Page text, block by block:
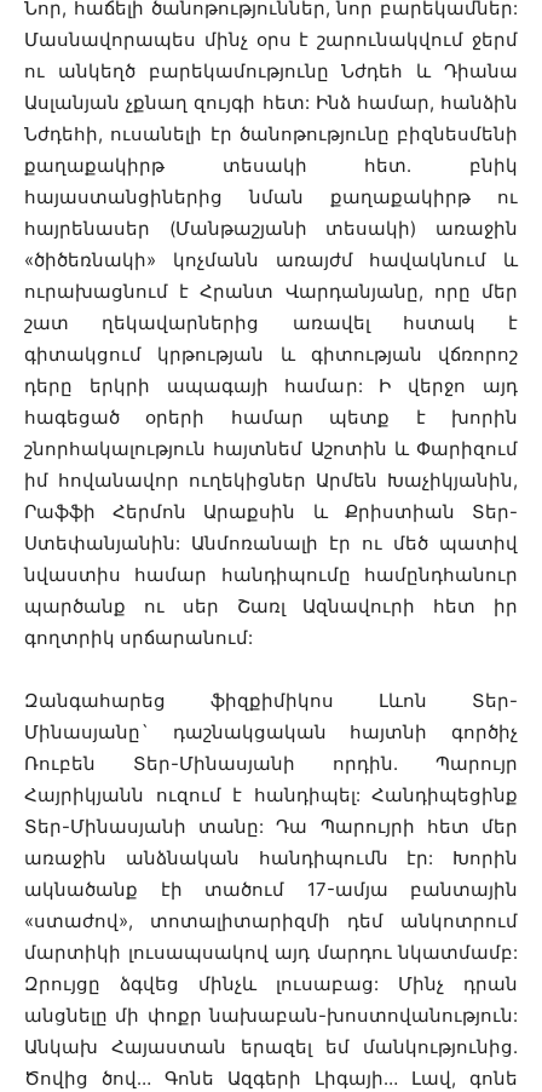
Նոր, հաճելի ծանոթություններ, նոր բարեկամներ:
Մասնավորապես մինչ օրս է շարունակվում ջերմ
ու անկեղծ բարեկամությունը Նժդեհ և Դիանա
Ասլանյան չքնաղ զույգի հետ: Ինձ համար, հանձին
Նժդեհի, ուսանելի էր ծանոթությունը բիզնեսմենի
քաղաքակիրթ տեսակի հետ. բնիկ
հայաստանցիներից նման քաղաքակիրթ ու
հայրենասեր (Մանթաշյանի տեսակի) առաջին
«ծիծեռնակի» կոչմանն առայժմ հավակնում և
ուրախացնում է Հրանտ Վարդանյանը, որը մեր
շատ ղեկավարներից առավել հստակ է
գիտակցում կրթության և գիտության վճռորոշ
դերը երկրի ապագայի համար: Ի վերջո այդ
հագեցած օրերի համար պետք է խորին
շնորհակալություն հայտնեմ Աշոտին և Փարիզում
իմ հովանավոր ուղեկիցներ Արմեն Խաչիկյանին,
Րաֆֆի Հերմոն Արաքսին և Քրիստիան Տեր-
Ստեփանյանին: Անմոռանալի էր ու մեծ պատիվ
նվաստիս համար հանդիպումը համընդհանուր
պարծանք ու սեր Շառլ Ազնավուրի հետ իր
գողտրիկ սրճարանում:
Զանգահարեց ֆիզքիմիկոս Լևոն Տեր-
Մինասյանը` դաշնակցական հայտնի գործիչ
Ռուբեն Տեր-Մինասյանի որդին. Պարույր
Հայրիկյանն ուզում է հանդիպել: Հանդիպեցինք
Տեր-Մինասյանի տանը: Դա Պարույրի հետ մեր
առաջին անձնական հանդիպումն էր: Խորին
ակնածանք էի տածում 17-ամյա բանտային
«ստաժով», տոտալիտարիզմի դեմ անկոտրում
մարտիկի լուսապսակով այդ մարդու նկատմամբ:
Զրույցը ձգվեց մինչև լուսաբաց: Մինչ դրան
անցնելը մի փոքր նախաբան-խոստովանություն:
Անկախ Հայաստան երազել եմ մանկությունից.
Ծովից ծով… Գոնե Ազգերի Լիգայի… Լավ, գոնե